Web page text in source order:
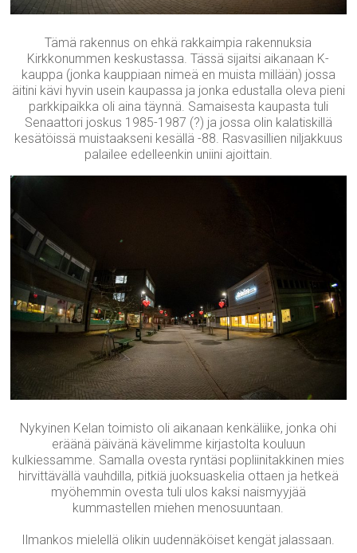
Tämä rakennus on ehkä rakkaimpia rakennuksia
Kirkkonummen keskustassa. Tässä sijaitsi aikanaan K-
kauppa (jonka kauppiaan nimeä en muista millään) jossa
äitini kävi hyvin usein kaupassa ja jonka edustalla oleva pieni
parkkipaikka oli aina täynnä. Samaisesta kaupasta tuli
Senaattori joskus 1985-1987 (?) ja jossa olin kalatiskillä
kesätöissä muistaakseni kesällä -88. Rasvasillien niljakkuus
palailee edelleenkin uniini ajoittain.
Nykyinen Kelan toimisto oli aikanaan kenkäliike, jonka ohi
eräänä päivänä kävelimme kirjastolta kouluun
kulkiessamme. Samalla ovesta ryntäsi popliinitakkinen mies
hirvittävällä vauhdilla, pitkiä juoksuaskelia ottaen ja hetkeä
myöhemmin ovesta tuli ulos kaksi naismyyjää
kummastellen miehen menosuuntaan.
Ilmankos mielellä olikin uudennäköiset kengät jalassaan.